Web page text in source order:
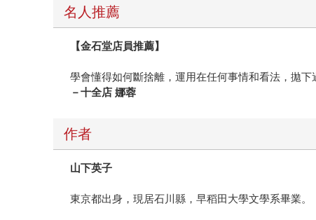
名人推薦
【金石堂店員推薦】
學會懂得如何斷捨離，運用在任何事情和看法，拋
－十全店 娜蓉
作者
山下英子
東京都出身，現居石川縣，早稻田大學文學系畢業。